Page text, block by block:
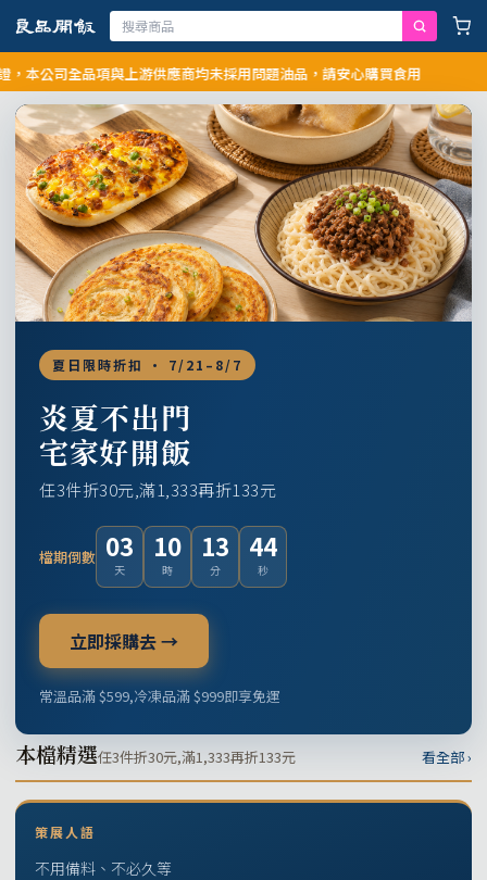
司全品項與上游供應商均未採用問題油品，請安心購買食用
夏日限時折扣 · 7/21–8/7
炎夏不出門
宅家好開飯
任3件折30元,滿1,333再折133元
檔期倒數 03
天
10
時
13
分
43
秒
立即採購去 →
常溫品滿 $599,冷凍品滿 $999即享免運
本檔精選任3件折30元,滿1,333再折133元 看全部 ›
策展人語
不用備料、不必久等